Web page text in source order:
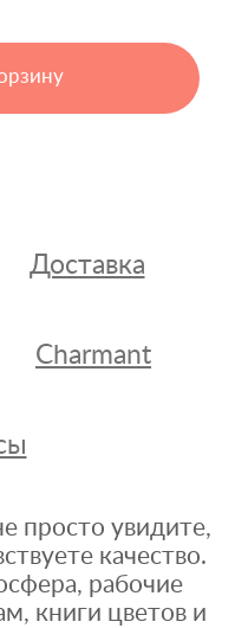
Доставка
Charmant
просто увидите,
качество.
рабочие
книги цветов и